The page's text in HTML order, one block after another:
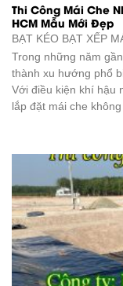
Thi Công Mái Che
HCM Mẫu Mới Đẹp
BẠT KÉO BẠT XẾP
Trong những năm
thành xu hướng phổ
Với điều kiện khí hậu
lắp đặt mái che